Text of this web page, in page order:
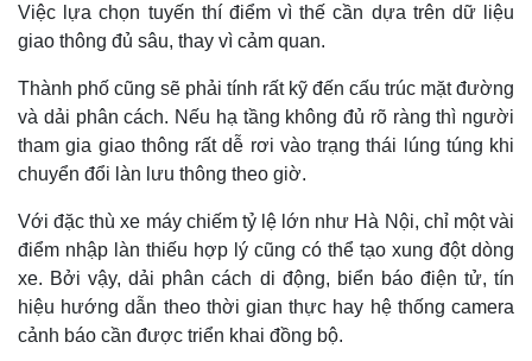
Thế giới
Quan sát
Cuộc sống đó đây
Hồ sơ
Multimedia
Video
Ảnh
E-Magazine
Infographic
Việc lựa chọn tuyến thí điểm vì thế cần dựa trên dữ liệu
giao thông đủ sâu, thay vì cảm quan.
Thành phố cũng sẽ phải tính rất kỹ đến cấu trúc mặt đường
và dải phân cách. Nếu hạ tầng không đủ rõ ràng thì người
tham gia giao thông rất dễ rơi vào trạng thái lúng túng khi
chuyển đổi làn lưu thông theo giờ.
Với đặc thù xe máy chiếm tỷ lệ lớn như Hà Nội, chỉ một vài
điểm nhập làn thiếu hợp lý cũng có thể tạo xung đột dòng
xe. Bởi vậy, dải phân cách di động, biển báo điện tử, tín
hiệu hướng dẫn theo thời gian thực hay hệ thống camera
cảnh báo cần được triển khai đồng bộ.